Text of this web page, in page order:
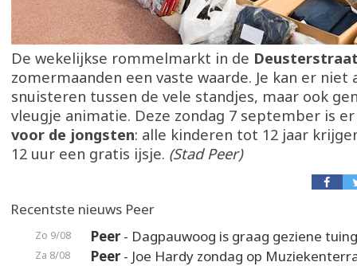
De wekelijkse rommelmarkt in de
zomermaanden een vaste waarde. Je kan er niet
snuisteren tussen de vele standjes, maar ook
vleugje animatie. Deze zondag 7 september is
voor de jongsten: alle kinderen tot 12 jaar
12 uur een gratis ijsje. (Stad Peer)
Recentste nieuws Peer
Zo 9/08 Peer- Dagpauwoog is graag geziene
Za 8/08 Peer- Joe Hardy zondag op